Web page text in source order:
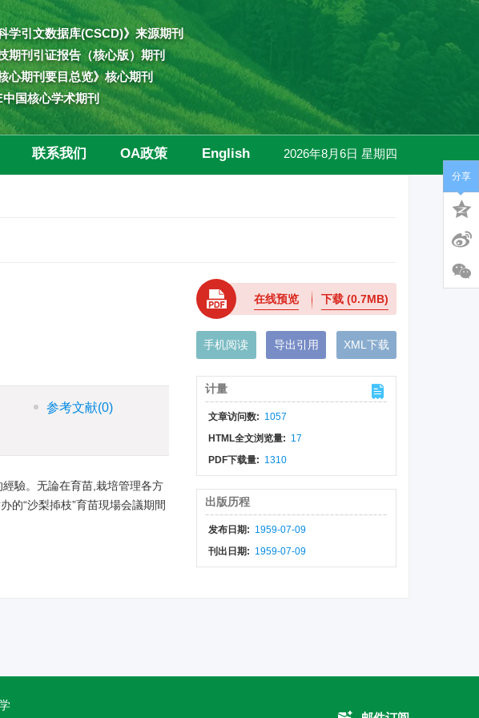
学引文数据库(CSCD)》来源期刊
期刊引证报告（核心版）期刊
心期刊要目总览》核心期刊
国核心学术期刊
联系我们 OA政策 English 2026年8月6日 星期四
参考文献(0)
驗。无論在育苗,栽培管理各方
的“沙梨揷枝”育苗現場会議期間
在线预览 下载 (0.7MB)
手机阅读 导出引用 XML下载
计量
文章访问数: 1057
HTML全文浏览量: 17
PDF下载量: 1310
出版历程
发布日期: 1959-07-09
刊出日期: 1959-07-09
分享